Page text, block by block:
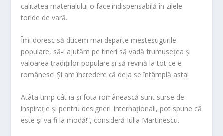
calitatea materialului o face indispensabilă în zilele
toride de vară.
Îmi doresc să ducem mai departe meșteșugurile
populare, să-i ajutăm pe tineri să vadă frumusețea și
valoarea tradițiilor populare și să revină la tot ce e
românesc! Și am încredere că deja se întâmplă asta!
Atâta timp cât ia și fota românească sunt surse de
inspirație și pentru designerii internaționali, pot spune că
este și va fi la modă!”, consideră Iulia Martinescu.